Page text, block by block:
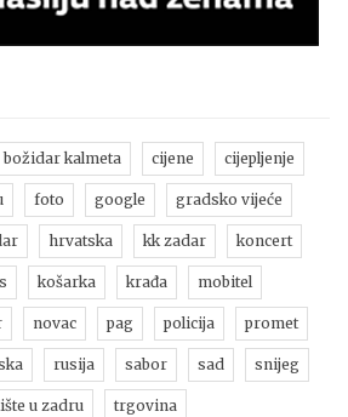
božidar kalmeta cijene cijepljenje
foto google gradsko vijeće
hrvatska kk zadar koncert
košarka krađa mobitel
novac pag policija promet
rusija sabor sad snijeg
u zadru trgovina